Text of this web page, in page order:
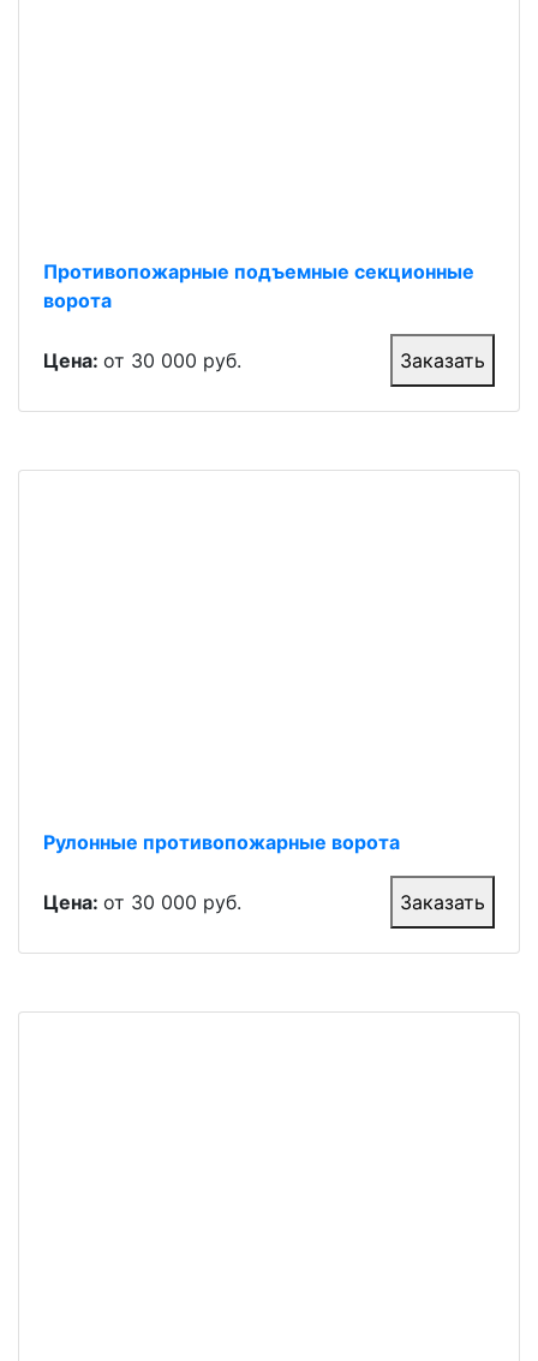
Противопожарные подъемные секционные
ворота
Цена: от 30 000 руб. Заказать
Рулонные противопожарные ворота
Цена: от 30 000 руб. Заказать